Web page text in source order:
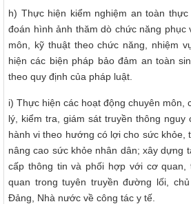
h) Thực hiện kiểm nghiệm an toàn
đoán hình ảnh thăm dò chức năng phục
môn, kỹ thuật theo chức năng, nhiệm
hiện các biện pháp bảo đảm an toàn
theo quy định của pháp luật.
i) Thực hiện các hoạt động chuyên môn,
lý, kiểm tra, giám sát truyền thông nguy
hành vi theo hướng có lợi cho sức khỏe,
nâng cao sức khỏe nhân dân; xây dựng
cấp thông tin và phối hợp với cơ quan,
quan trong tuyên truyền đường lối,
Đảng, Nhà nước về công tác y tế.